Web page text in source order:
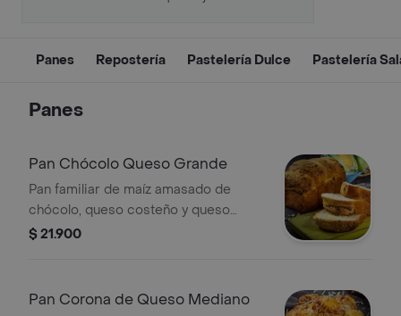
Panes Repostería Pastelería Dulce Pastelería
Panes
Pan Chócolo Queso Grande
Pan familiar de maíz amasado de
chócolo, queso costeño y queso
cuajada 1 unidad.
$ 21.900
Pan Corona de Queso Mediano